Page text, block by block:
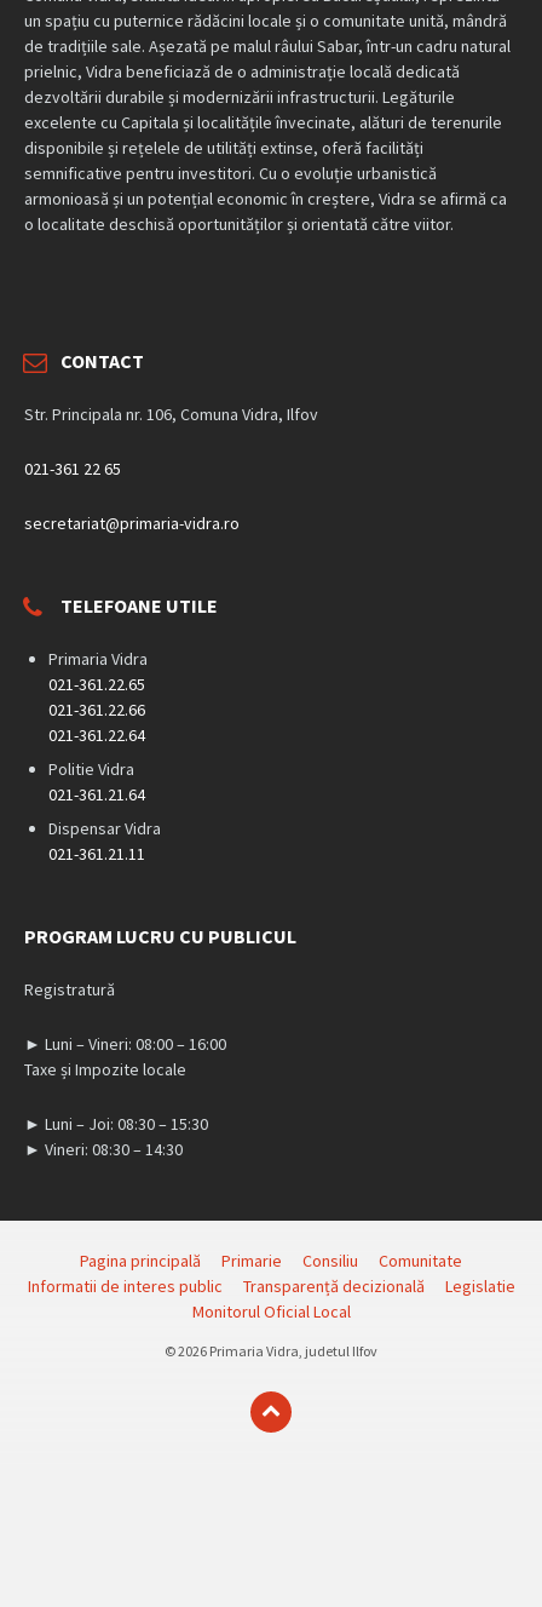
un spațiu cu puternice rădăcini locale și o comunitate unită, mândră
de tradițiile sale. Așezată pe malul râului Sabar, într-un cadru natural
prielnic, Vidra beneficiază de o administrație locală dedicată
dezvoltării durabile și modernizării infrastructurii. Legăturile
excelente cu Capitala și localitățile învecinate, alături de terenurile
disponibile și rețelele de utilități extinse, oferă facilități
semnificative pentru investitori. Cu o evoluție urbanistică
armonioasă și un potențial economic în creștere, Vidra se afirmă ca
o localitate deschisă oportunităților și orientată către viitor.
CONTACT
Str. Principala nr. 106, Comuna Vidra, Ilfov
021-361 22 65
secretariat@primaria-vidra.ro
TELEFOANE UTILE
Primaria Vidra
021-361.22.65
021-361.22.66
021-361.22.64
Politie Vidra
021-361.21.64
Dispensar Vidra
021-361.21.11
PROGRAM LUCRU CU PUBLICUL
Registratură
► Luni – Vineri: 08:00 – 16:00
Taxe și Impozite locale
► Luni – Joi: 08:30 – 15:30
► Vineri: 08:30 – 14:30
Pagina principală Primarie Consiliu
Comunitate
Informatii de interes public
Transparență decizională
Legislatie
Monitorul Oficial Local
© 2026 Primaria Vidra, judetul Ilfov